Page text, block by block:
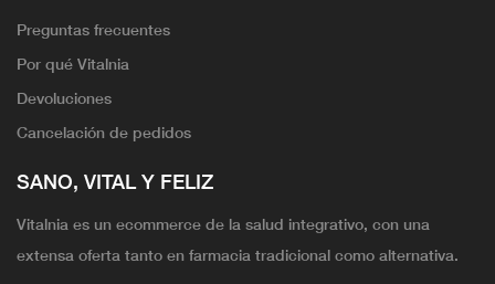
Preguntas frecuentes
Por qué Vitalnia
Devoluciones
Cancelación de pedidos
SANO, VITAL Y FELIZ
Vitalnia es un ecommerce de la salud integrativo, con una
extensa oferta tanto en farmacia tradicional como alternativa.